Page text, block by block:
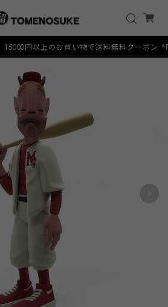
15000円以上のお買い物で送料無料クーポン